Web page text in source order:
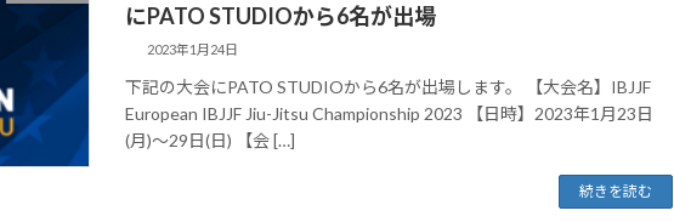
にPATO STUDIOから6名が出場
2023年1月24日
下記の大会にPATO STUDIOから6名が出場します。 【大会名】IBJJF
European IBJJF Jiu-Jitsu Championship 2023 【日時】2023年1月23日
(月)～29日(日) 【会 […]
続きを読む